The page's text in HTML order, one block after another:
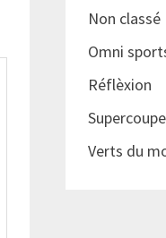
Non classé
Omni
Réflèxion
Supercoupe
Verts du